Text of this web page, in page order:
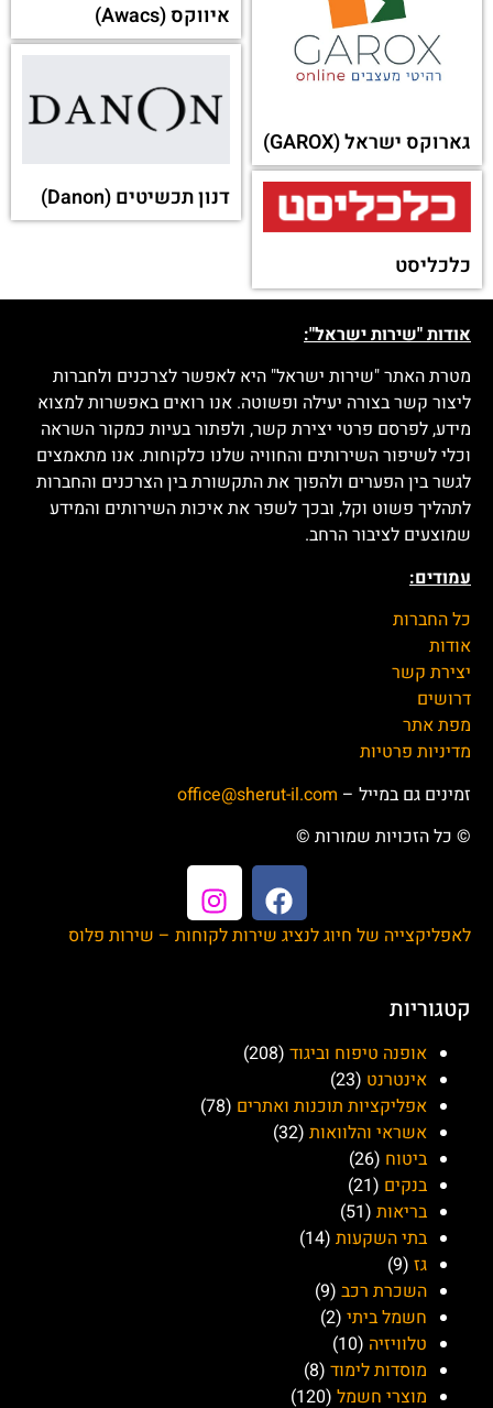
גארוקס ישראל (GAROX)
איווקס (Awacs)
כלכליסט
דנון תכשיטים (Danon)
אודות "שירות ישראל":
מטרת האתר "שירות ישראל" היא לאפשר לצרכנים ולחברות
ליצור קשר בצורה יעילה ופשוטה. אנו רואים באפשרות למצוא
מידע, לפרסם פרטי יצירת קשר, ולפתור בעיות כמקור השראה
וכלי לשיפור השירותים והחוויה שלנו כלקוחות. אנו מתאמצים
לגשר בין הפערים ולהפוך את התקשורת בין הצרכנים והחברות
לתהליך פשוט וקל, ובכך לשפר את איכות השירותים והמידע
שמוצעים לציבור הרחב.
עמודים:
כל החברות
אודות
יצירת קשר
דרושים
מפת אתר
מדיניות פרטיות
זמינים גם במייל – office@sherut-il.com
© כל הזכויות שמורות ©
לאפליקצייה של חיוג לנציג שירות לקוחות – שירות פלוס
קטגוריות
אופנה טיפוח וביגוד (208)
אינטרנט (23)
אפליקציות תוכנות ואתרים (78)
אשראי והלוואות (32)
ביטוח (26)
בנקים (21)
בריאות (51)
בתי השקעות (14)
גז (9)
השכרת רכב (9)
חשמל ביתי (2)
טלוויזיה (10)
מוסדות לימוד (8)
מוצרי חשמל (120)